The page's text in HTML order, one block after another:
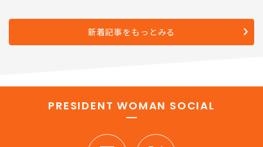
新着記事をもっとみる
PRESIDENT WOMAN SOCIAL